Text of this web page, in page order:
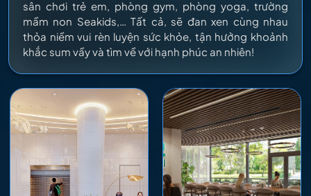
sân chơi trẻ em, phòng gym, phòng yoga, trường
mầm non Seakids,… Tất cả, sẽ đan xen cùng nhau
thỏa niềm vui rèn luyện sức khỏe, tận hưởng khoảnh
khắc sum vầy và tìm về với hạnh phúc an nhiên!